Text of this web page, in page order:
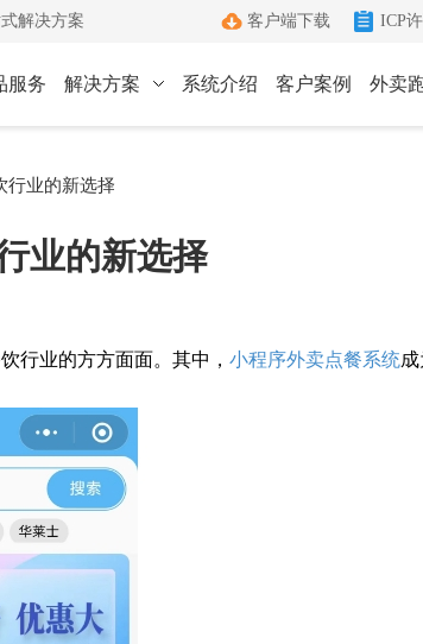
解决方案 ICP
客户端下载
服务 解决方案 系统介绍 客户案例 外卖
双证联办一站式服务
行业的新选择
业的新选择
行业的方方面面。其中， 小程序外卖点餐系统